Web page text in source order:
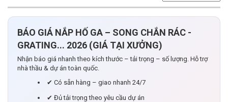
BÁO GIÁ NẮP HỐ GA – SONG CHẮN RÁC -
GRATING... 2026 (GIÁ TẠI XƯỞNG)
Nhận báo giá nhanh theo kích thước – tải trọng – số lượng. Hỗ trợ
nhà thầu & dự án toàn quốc.
✔ Có sẵn hàng – giao nhanh 24/7
✔ Đủ tải trọng theo yêu cầu dự án